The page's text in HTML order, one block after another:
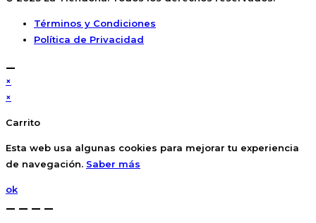
Términos y Condiciones
Política de Privacidad
×
×
Carrito
Esta web usa algunas cookies para mejorar tu experiencia
de navegación. Saber más
ok